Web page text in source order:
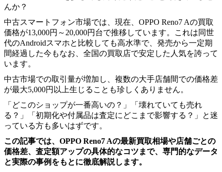
んか？
中古スマートフォン市場では、現在、OPPO Reno7 Aの買取
価格が13,000円～20,000円台で推移しています。これは同世
代のAndroidスマホと比較しても高水準で、発売から一定期
間経過した今もなお、全国の買取店で安定した人気を誇って
います。
中古市場での取引量が増加し、複数の大手店舗間での価格差
が最大5,000円以上生じることも珍しくありません。
「どこのショップが一番高いの？」「壊れていても売れ
る？」「初期化や付属品は査定にどこまで影響する？」と迷
っている方も多いはずです。
この記事では、OPPO Reno7 Aの最新買取相場や店舗ごとの
価格差、査定額アップの具体的なコツまで、専門的なデータ
と実際の事例をもとに徹底解説します。